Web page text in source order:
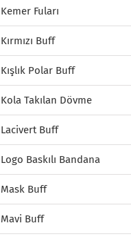
Kemer Fuları
Kırmızı Buff
Kışlık Polar Buff
Kola Takılan Dövme
Lacivert Buff
Logo Baskılı Bandana
Mask Buff
Mavi Buff